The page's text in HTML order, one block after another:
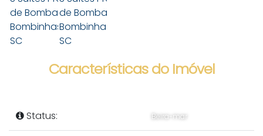
Características do Imóvel
Status: Beira-mar